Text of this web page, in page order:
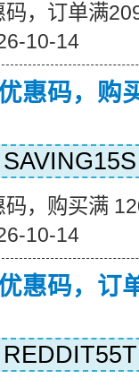
，订单满
10-14
惠码，购
SAVING15S
，购买满
10-14
惠码，订
REDDIT55T